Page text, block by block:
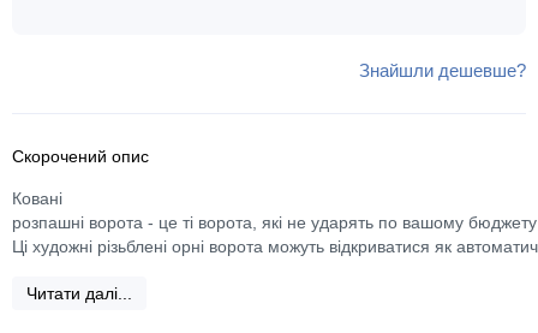
Знайшли дешевше?
Скорочений опис
Ковані
розпашні ворота - це ті ворота, які не ударять по вашому
Ці художні різьблені орні ворота можуть відкриватися як
Читати далі...